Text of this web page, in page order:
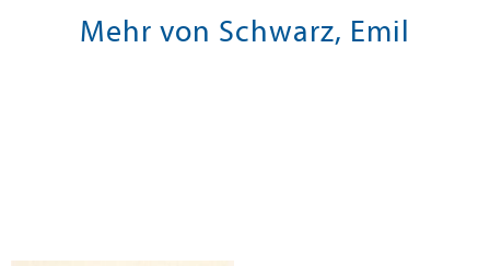
Mehr von Schwarz, Emil